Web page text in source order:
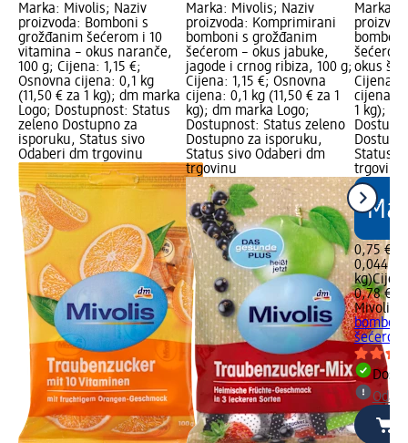
Marka: Mivolis; Naziv
proizvoda: Bomboni s
grožđanim šećerom i 10
vitamina – okus naranče,
100 g; Cijena: 1,15 €;
Osnovna cijena: 0,1 kg
(11,50 € za 1 kg); dm marka
Logo; Dostupnost: Status
zeleno Dostupno za
isporuku, Status sivo
Odaberi dm trgovinu
Marka: Mivolis; Naziv
proizvoda: Komprimirani
bomboni s grožđanim
šećerom – okus jabuke,
jagode i crnog ribiza, 100 g;
Cijena: 1,15 €; Osnovna
cijena: 0,1 kg (11,50 € za 1
kg); dm marka Logo;
Dostupnost: Status zeleno
Dostupno za isporuku,
Status sivo Odaberi dm
trgovinu
Marka:
okus
Cijena:
cijena:
1 kg);
Status
trgovinu
0,75 €
0,044 kg
kg)
0,78 €
Mivolis